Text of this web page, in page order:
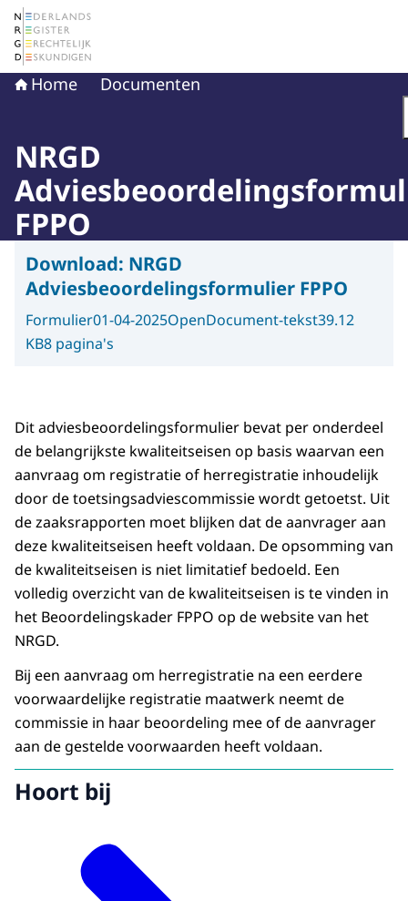
Naar de homepage van Nederlands Register
Home Documenten
NRGD
FPPO
Download: NRGD
Adviesbeoordelingsformulier FPPO
Formulier01-04-2025OpenDocument-tekst39.12
KB8 pagina's
Dit adviesbeoordelingsformulier bevat per onderdeel
de belangrijkste kwaliteitseisen op basis waarvan een
aanvraag om registratie of herregistratie inhoudelijk
door de toetsingsadviescommissie wordt getoetst. Uit
de zaaksrapporten moet blijken dat de aanvrager aan
deze kwaliteitseisen heeft voldaan. De opsomming van
de kwaliteitseisen is niet limitatief bedoeld. Een
volledig overzicht van de kwaliteitseisen is te vinden in
het Beoordelingskader FPPO op de website van het
NRGD.
Bij een aanvraag om herregistratie na een eerdere
voorwaardelijke registratie maatwerk neemt de
commissie in haar beoordeling mee of de aanvrager
aan de gestelde voorwaarden heeft voldaan.
Hoort bij